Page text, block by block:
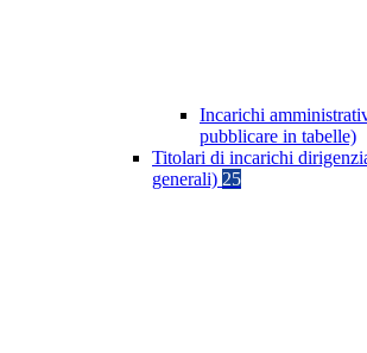
Incarichi
pubblicare in tabelle)
Titolari di incarichi
generali) 25